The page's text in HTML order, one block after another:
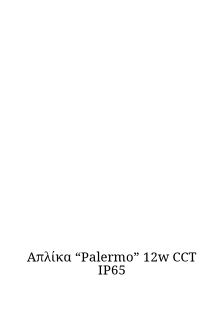
Απλίκα “Palermo” 12w CCT
IP65